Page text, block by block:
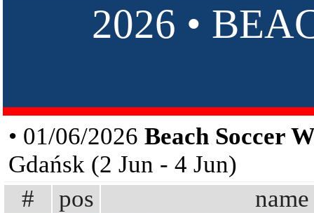
2026 •
• 01/06/2026 Beach Soccer
Gdańsk (2 Jun - 4 Jun)
#
pos
name